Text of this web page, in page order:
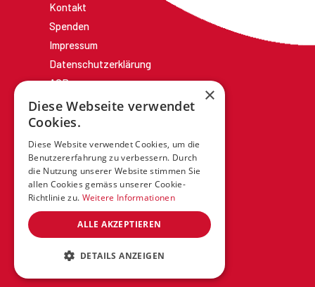
Kontakt
Spenden
Impressum
Datenschutzerklärung
AGBs
×
Diese Webseite verwendet
Cookies.
Diese Website verwendet Cookies, um die
Benutzererfahrung zu verbessern. Durch
die Nutzung unserer Website stimmen Sie
allen Cookies gemäss unserer Cookie-
Richtlinie zu. Weitere Informationen
ALLE AKZEPTIEREN
DETAILS ANZEIGEN